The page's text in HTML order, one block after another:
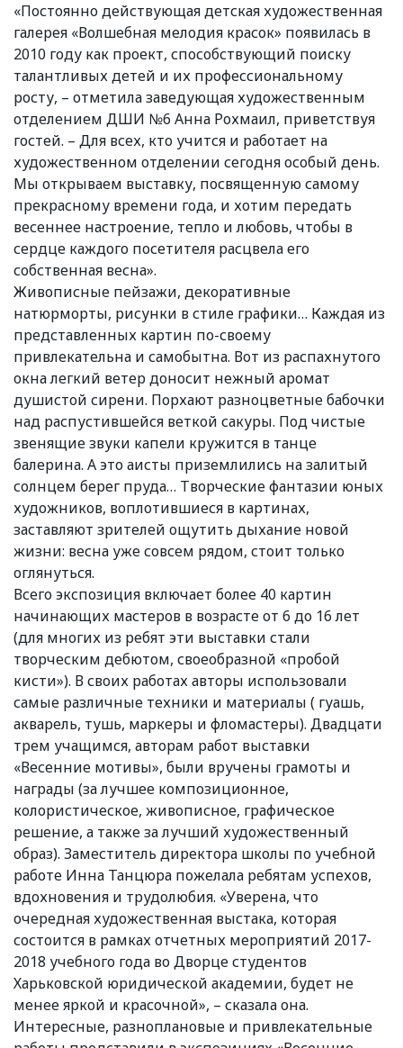
«Постоянно действующая детская художественная
галерея «Волшебная мелодия красок» появилась в
2010 году как проект, способствующий поиску
талантливых детей и их профессиональному
росту, – отметила заведующая художественным
отделением ДШИ №6 Анна Рохмаил, приветствуя
гостей. – Для всех, кто учится и работает на
художественном отделении сегодня особый день.
Мы открываем выставку, посвященную самому
прекрасному времени года, и хотим передать
весеннее настроение, тепло и любовь, чтобы в
сердце каждого посетителя расцвела его
собственная весна».
Живописные пейзажи, декоративные
натюрморты, рисунки в стиле графики… Каждая из
представленных картин по-своему
привлекательна и самобытна. Вот из распахнутого
окна легкий ветер доносит нежный аромат
душистой сирени. Порхают разноцветные бабочки
над распустившейся веткой сакуры. Под чистые
звенящие звуки капели кружится в танце
балерина. А это аисты приземлились на залитый
солнцем берег пруда… Творческие фантазии юных
художников, воплотившиеся в картинах,
заставляют зрителей ощутить дыхание новой
жизни: весна уже совсем рядом, стоит только
оглянуться.
Всего экспозиция включает более 40 картин
начинающих мастеров в возрасте от 6 до 16 лет
(для многих из ребят эти выставки стали
творческим дебютом, своеобразной «пробой
кисти»). В своих работах авторы использовали
самые различные техники и материалы ( гуашь,
акварель, тушь, маркеры и фломастеры). Двадцати
трем учащимся, авторам работ выставки
«Весенние мотивы», были вручены грамоты и
награды (за лучшее композиционное,
колористическое, живописное, графическое
решение, а также за лучший художественный
образ). Заместитель директора школы по учебной
работе Инна Танцюра пожелала ребятам успехов,
вдохновения и трудолюбия. «Уверена, что
очередная художественная выстака, которая
состоится в рамках отчетных мероприятий 2017-
2018 учебного года во Дворце студентов
Харьковской юридической академии, будет не
менее яркой и красочной», – сказала она.
Интересные, разноплановые и привлекательные